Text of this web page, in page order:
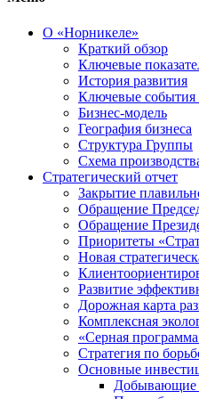
О «Норникеле»
Краткий обзор
Ключевые
История развития
Ключевые события
Бизнес-модель
География бизнеса
Структура Группы
Схема
Стратегический отчет
Закрытие
Обращение
Обращение
Приоритеты
Новая
Развитие
Дорожная карта
Комплексная
«Серная
Стратегия по
Основные
Добывающие